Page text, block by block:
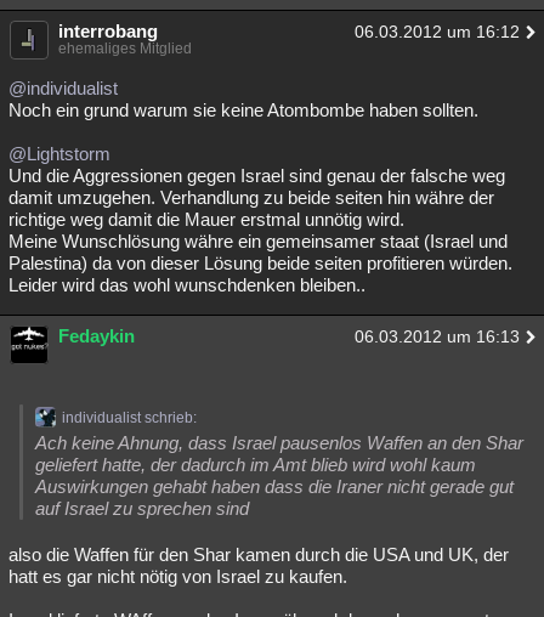
interrobang 06.03.2012 um 16:12
ehemaliges Mitglied
@individualist
Noch ein grund warum sie keine Atombombe haben sollten.
@Lightstorm
Und die Aggressionen gegen Israel sind genau der falsche weg
damit umzugehen. Verhandlung zu beide seiten hin währe der
richtige weg damit die Mauer erstmal unnötig wird.
Meine Wunschlösung währe ein gemeinsamer staat (Israel und
Palestina) da von dieser Lösung beide seiten profitieren würden.
Leider wird das wohl wunschdenken bleiben..
Fedaykin 06.03.2012 um 16:13
individualist schrieb:
Ach keine Ahnung, dass Israel pausenlos Waffen an den Shar
geliefert hatte, der dadurch im Amt blieb wird wohl kaum
Auswirkungen gehabt haben dass die Iraner nicht gerade gut
auf Israel zu sprechen sind
also die Waffen für den Shar kamen durch die USA und UK, der
hatt es gar nicht nötig von Israel zu kaufen.